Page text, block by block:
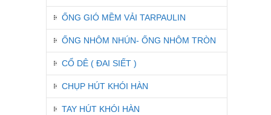
ỐNG GIÓ MỀM VẢI TARPAULIN
ỐNG NHÔM NHÚN- ỐNG NHÔM TRÒN
CỔ DÊ ( ĐAI SIẾT )
CHỤP HÚT KHÓI HÀN
TAY HÚT KHÓI HÀN